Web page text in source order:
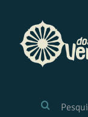
conteúdo
RESULTADOS